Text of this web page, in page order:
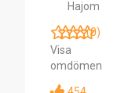
Hajom
(0)
Visa
omdömen